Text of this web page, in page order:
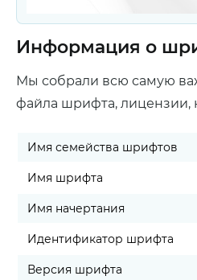
Информация о
Мы собрали всю самую
файла шрифта, лицензии,
Имя семейства шрифтов
Имя шрифта
Имя начертания
Идентификатор шрифта
Версия шрифта